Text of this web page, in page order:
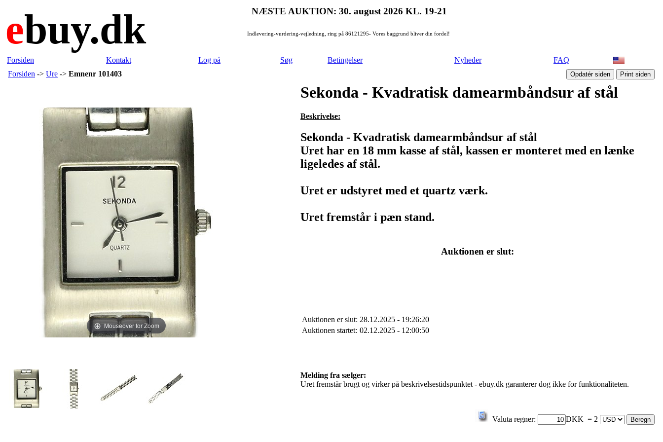
ebuy.dk NÆSTE AUKTION: 30. august 2026 KL. 19-21
Indlevering-vurdering-vejledning, ring på 86121295- Vores baggrund bliver din fordel!
Forsiden Kontakt Log på Søg Betingelser Nyheder
FAQ
Forsiden -> Ure -> Emnenr 101403
Mouseover for Zoom
Sekonda - Kvadratisk damearmbåndsur af stål
Beskrivelse:
Sekonda - Kvadratisk damearmbåndsur af stål
Uret har en 18 mm kasse af stål, kassen er monteret med en lænke
ligeledes af stål.
Uret er udstyret med et quartz værk.
Uret fremstår i pæn stand.
Auktionen er slut:
Auktionen er slut: 28.12.2025 - 19:26:20
Auktionen startet: 02.12.2025 - 12:00:50
Melding fra sælger:
Uret fremstår brugt og virker på beskrivelsestidspunktet - ebuy.dk garanterer dog ikke for funktionaliteten.
Valuta regner: DKK = 2